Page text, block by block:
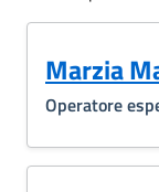
Marzia
Operatore